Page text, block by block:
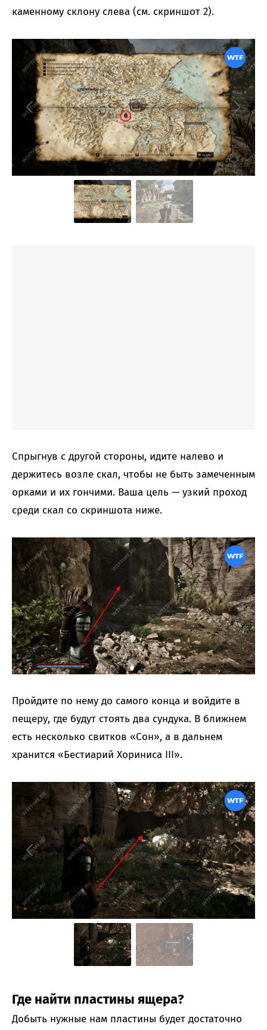
каменному склону слева (см. скриншот 2).
Спрыгнув с другой стороны, идите налево и
держитесь возле скал, чтобы не быть замеченным
орками и их гончими. Ваша цель — узкий проход
среди скал со скриншота ниже.
Пройдите по нему до самого конца и войдите в
пещеру, где будут стоять два сундука. В ближнем
есть несколько свитков «Сон», а в дальнем
хранится «Бестиарий Хориниса III».
Где найти пластины ящера?
Добыть нужные нам пластины будет достаточно